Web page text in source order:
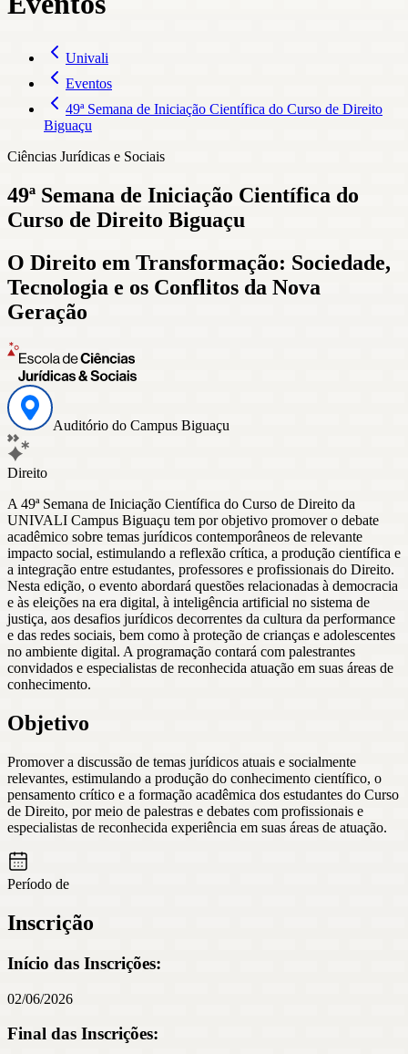
Univali
Eventos
49ª Semana de Iniciação Científica do Curso de Direito
Biguaçu
Ciências Jurídicas e Sociais
49ª Semana de Iniciação Científica do
Curso de Direito Biguaçu
O Direito em Transformação: Sociedade,
Tecnologia e os Conflitos da Nova
Geração
Auditório do Campus Biguaçu
Direito
A 49ª Semana de Iniciação Científica do Curso de Direito da
UNIVALI Campus Biguaçu tem por objetivo promover o debate
acadêmico sobre temas jurídicos contemporâneos de relevante
impacto social, estimulando a reflexão crítica, a produção científica e
a integração entre estudantes, professores e profissionais do Direito.
Nesta edição, o evento abordará questões relacionadas à democracia
e às eleições na era digital, à inteligência artificial no sistema de
justiça, aos desafios jurídicos decorrentes da cultura da performance
e das redes sociais, bem como à proteção de crianças e adolescentes
no ambiente digital. A programação contará com palestrantes
convidados e especialistas de reconhecida atuação em suas áreas de
conhecimento.
Objetivo
Promover a discussão de temas jurídicos atuais e socialmente
relevantes, estimulando a produção do conhecimento científico, o
pensamento crítico e a formação acadêmica dos estudantes do Curso
de Direito, por meio de palestras e debates com profissionais e
especialistas de reconhecida experiência em suas áreas de atuação.
Período de
Inscrição
Início das Inscrições:
02/06/2026
Final das Inscrições: